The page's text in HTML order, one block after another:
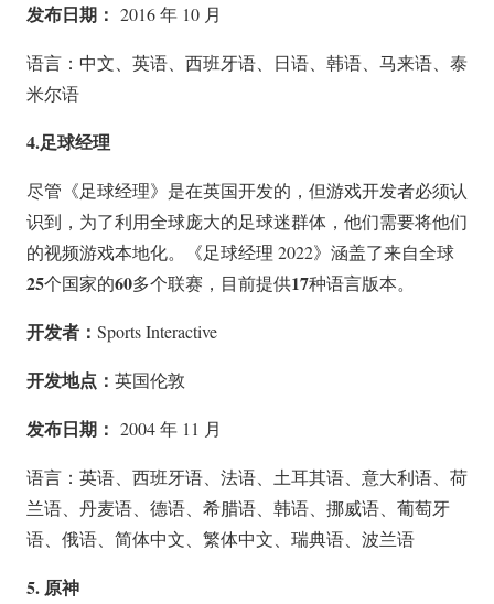
发布日期： 2016 年 10 月
语言：中文、英语、西班牙语、日语、韩语、马来语、泰
米尔语
4.足球经理
尽管《足球经理》是在英国开发的，但游戏开发者必须认
识到，为了利用全球庞大的足球迷群体，他们需要将他们
的视频游戏本地化。《足球经理 2022》涵盖了来自全球
25个国家的60多个联赛，目前提供17种语言版本。
开发者： Sports Interactive
开发地点： 英国伦敦
发布日期： 2004 年 11 月
语言：英语、西班牙语、法语、土耳其语、意大利语、荷
兰语、丹麦语、德语、希腊语、韩语、挪威语、葡萄牙
语、俄语、简体中文、繁体中文、瑞典语、波兰语
5. 原神